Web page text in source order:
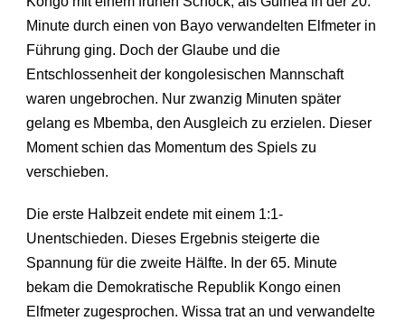
Minute durch einen von Bayo verwandelten Elfmeter in
Führung ging. Doch der Glaube und die
Entschlossenheit der kongolesischen Mannschaft
waren ungebrochen. Nur zwanzig Minuten später
gelang es Mbemba, den Ausgleich zu erzielen. Dieser
Moment schien das Momentum des Spiels zu
verschieben.
Die erste Halbzeit endete mit einem 1:1-
Unentschieden. Dieses Ergebnis steigerte die
Spannung für die zweite Hälfte. In der 65. Minute
bekam die Demokratische Republik Kongo einen
Elfmeter zugesprochen. Wissa trat an und verwandelte